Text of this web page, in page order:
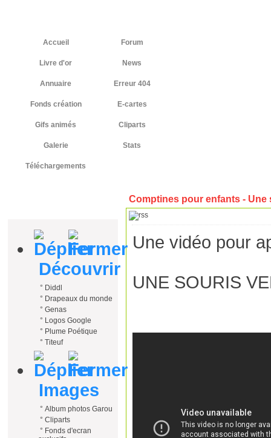
Accueil Forum
Livre d'or News
Annuaire Erreur 404
Fonds création E-cartes
Gifs animés Cliparts
Galerie Stats
Téléchargements
Découvrir
° Diddl
° Drapeaux du monde
° Genas
° Logos Google
° Plume Poétique
° Titeuf
Images
° Album photos Garou
° Cliparts
° Fonds d'ecran
Comptines pour enfants - Une
Une vidéo pour
UNE SOURIS